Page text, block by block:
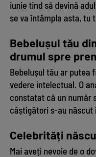
iunie tind să devină
se va întâmpla asta, tu
Bebelușul tău
drumul spre
Bebelușul tău ar putea
vedere intelectual. O
constatat că un număr
câștigători s-au născut
Celebrități
Mai aveți nevoie de o